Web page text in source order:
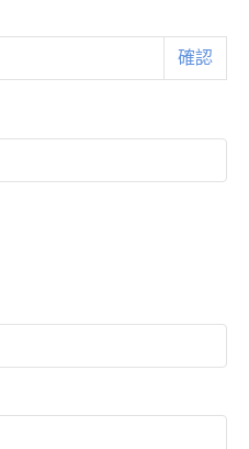
確認